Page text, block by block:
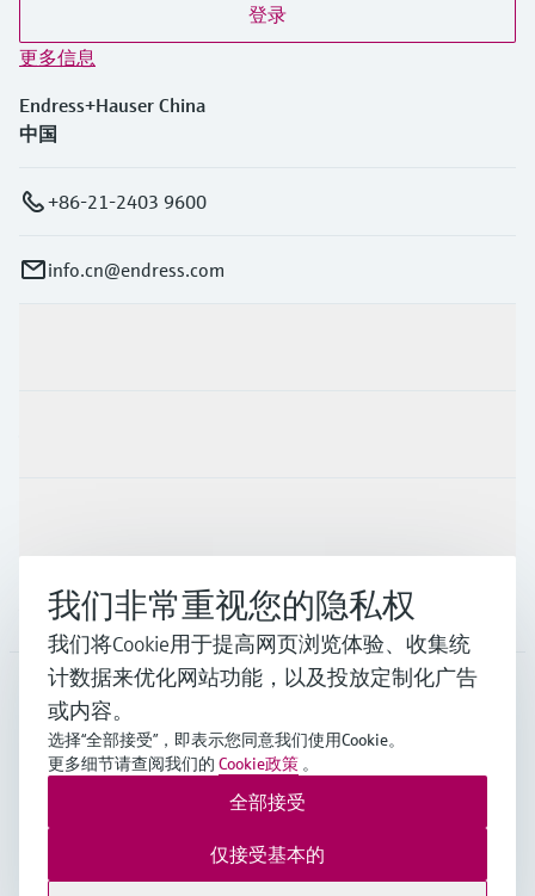
登录
更多信息
Endress+Hauser China
中国
+86-21-2403 9600
info.cn@endress.com
公司
CHN
Endress+Hauser Group Services AG ©版权所有
数据保护 通用条款与条件规范及营业执照
沪公网安备 31011202012364号
我们非常重视您的隐私权
我们将Cookie用于提高网页浏览体验、收集统
计数据来优化网站功能，以及投放定制化广告
或内容。
选择“全部接受”，即表示您同意我们使用Cookie。
更多细节请查阅我们的 Cookie政策 。
仅接受基本的
全部接受